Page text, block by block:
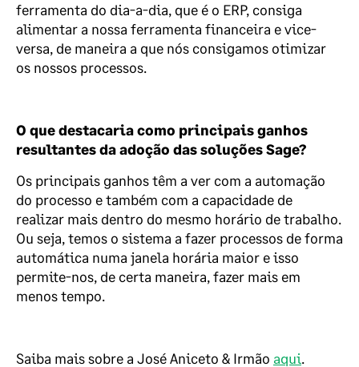
ferramenta do dia-a-dia, que é o ERP, consiga
alimentar a nossa ferramenta financeira e vice-
versa, de maneira a que nós consigamos otimizar
os nossos processos.
O que destacaria como principais ganhos
resultantes da adoção das soluções Sage?
Os principais ganhos têm a ver com a automação
do processo e também com a capacidade de
realizar mais dentro do mesmo horário de trabalho.
Ou seja, temos o sistema a fazer processos de forma
automática numa janela horária maior e isso
permite-nos, de certa maneira, fazer mais em
menos tempo.
Saiba mais sobre a José Aniceto & Irmão aqui.